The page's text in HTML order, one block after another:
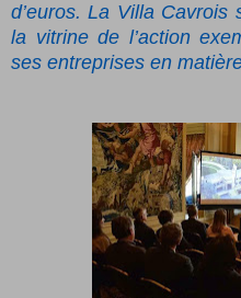
d’euros. La Villa Cavrois
la vitrine de l’action
ses entreprises en